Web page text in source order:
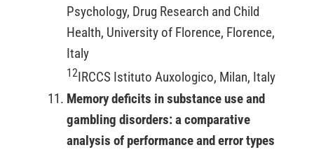
Psychology, Drug Research and Child
Health, University of Florence, Florence,
Italy
12IRCCS Istituto Auxologico, Milan, Italy
Memory deficits in substance use and
gambling disorders: a comparative
analysis of performance and error types